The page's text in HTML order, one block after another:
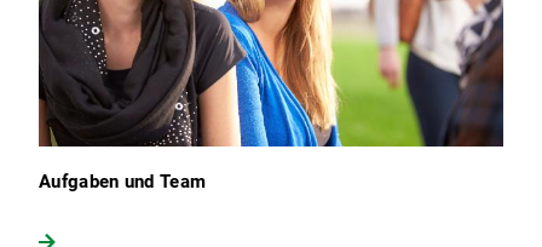
Aufgaben und Team